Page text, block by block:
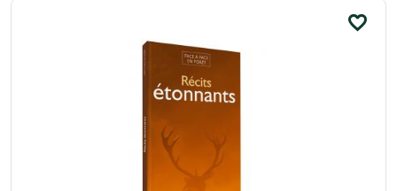
favorite_border